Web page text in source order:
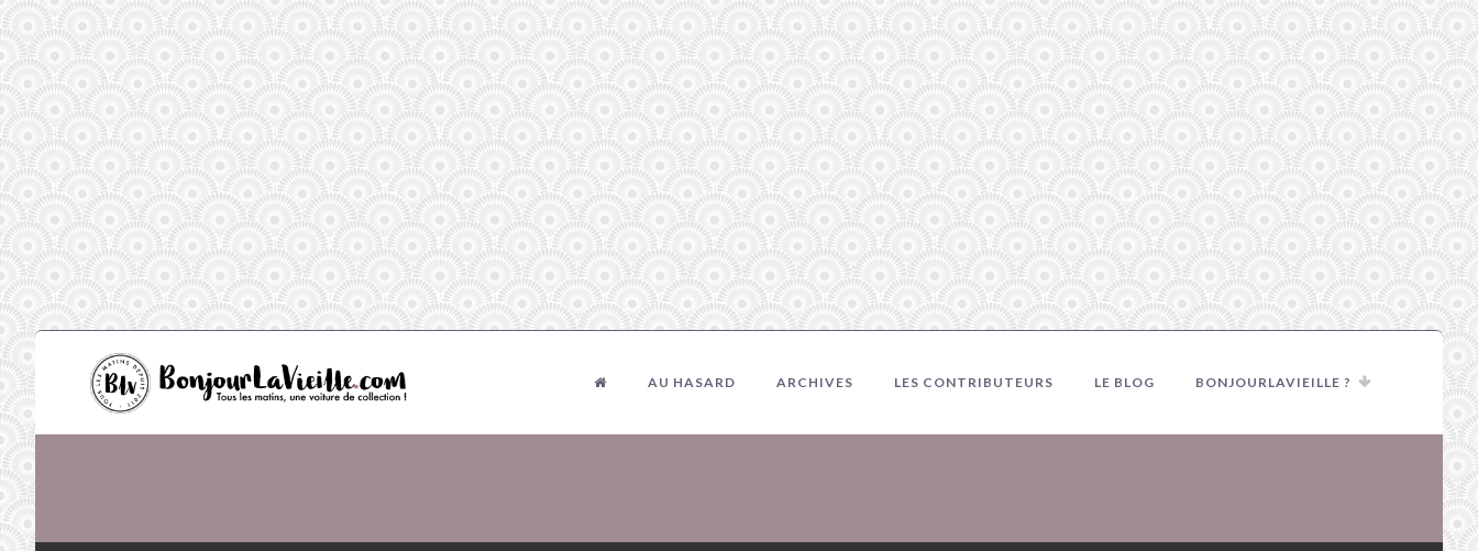
AU HASARD ARCHIVES LES CONTRIBUTEURS LE BLOG BONJOURLAVIEILLE ?